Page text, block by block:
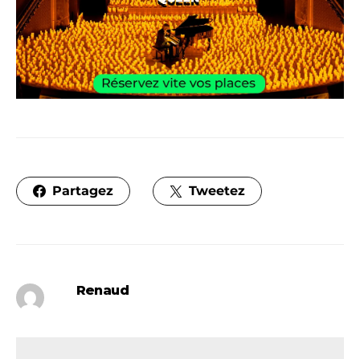
Partagez Tweetez
Renaud